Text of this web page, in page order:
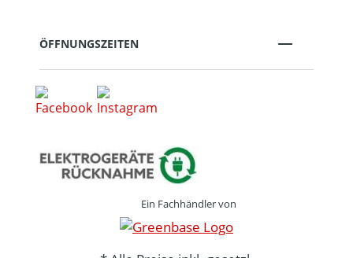
ÖFFNUNGSZEITEN
Ein Fachhändler von